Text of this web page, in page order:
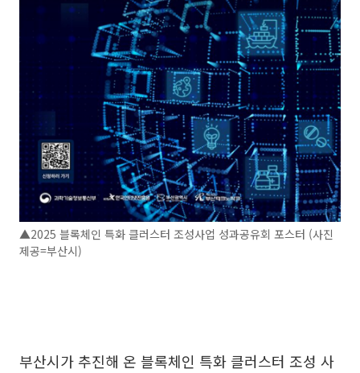
▲2025 블록체인 특화 클러스터 조성사업 성과공유회 포스터 (사진
제공=부산시)
부산시가 추진해 온 블록체인 특화 클러스터 조성 사